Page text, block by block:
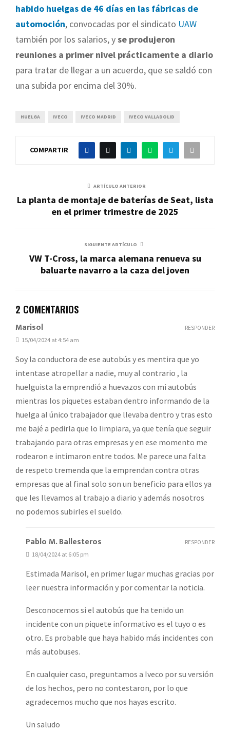
habido huelgas de 46 días en las fábricas de
automoción, convocadas por el sindicato UAW
también por los salarios, yse produjeron
reuniones a primer nivel prácticamente a diario
para tratar de llegar a un acuerdo, que se saldó con
una subida por encima del 30%.
HUELGA IVECO IVECO MADRID IVECO VALLADOLID
COMPARTIR
ARTÍCULO ANTERIOR
La planta de montaje de baterías de Seat, lista
en el primer trimestre de 2025
SIGUIENTE ARTÍCULO
VW T-Cross, la marca alemana renueva su
baluarte navarro a la caza del joven
2 COMENTARIOS
Marisol
15/04/2024 at 4:54 am
Soy la conductora de ese autobús y es mentira que yo
intentase atropellar a nadie, muy al contrario , la
huelguista la emprendió a huevazos con mi autobús
mientras los piquetes estaban dentro informando de la
huelga al único trabajador que llevaba dentro y tras esto
me bajé a pedirla que lo limpiara, ya que tenía que seguir
trabajando para otras empresas y en ese momento me
rodearon e intimaron entre todos. Me parece una falta
de respeto tremenda que la emprendan contra otras
empresas que al final solo son un beneficio para ellos ya
que les llevamos al trabajo a diario y además nosotros
no podemos subirles el sueldo.
RESPONDER
Pablo M. Ballesteros
18/04/2024 at 6:05 pm
Estimada Marisol, en primer lugar muchas gracias por
leer nuestra información y por comentar la noticia.
Desconocemos si el autobús que ha tenido un
incidente con un piquete informativo es el tuyo o es
otro. Es probable que haya habido más incidentes con
más autobuses.
En cualquier caso, preguntamos a Iveco por su versión
de los hechos, pero no contestaron, por lo que
agradecemos mucho que nos hayas escrito.
Un saludo
RESPONDER